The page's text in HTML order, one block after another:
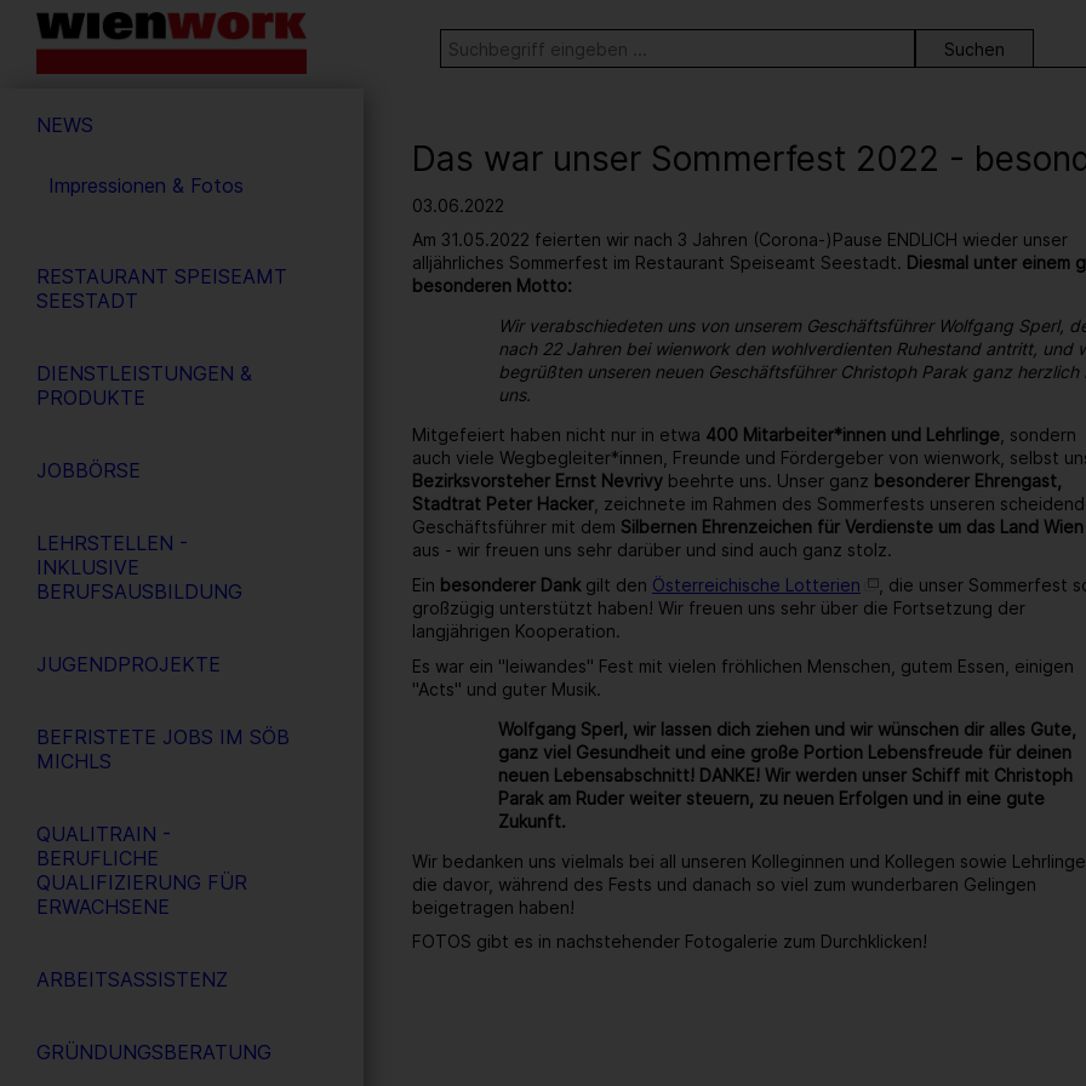
Barrierefreie
Bedienung
Webseite
Stichwortsuche
SUCHE
NEWS
Impressionen & Fotos
RESTAURANT SPEISEAMT
SEESTADT
DIENSTLEISTUNGEN &
PRODUKTE
JOBBÖRSE
LEHRSTELLEN -
INKLUSIVE
BERUFSAUSBILDUNG
JUGENDPROJEKTE
BEFRISTETE JOBS IM SÖB
MICHLS
QUALITRAIN -
BERUFLICHE
QUALIFIZIERUNG FÜR
ERWACHSENE
ARBEITSASSISTENZ
GRÜNDUNGSBERATUNG
Das war unser Sommerfest 2022 -
03.06.2022
Am 31.05.2022 feierten wir nach 3 Jahren (Corona-)Pause ENDLICH wieder unser
alljährliches Sommerfest im Restaurant Speiseamt Seestadt. Diesmal unter einem
besonderen Motto:
Wir verabschiedeten uns von unserem Geschäftsführer Wolfgang Sperl,
nach 22 Jahren bei wienwork den wohlverdienten Ruhestand antritt, und
begrüßten unseren neuen Geschäftsführer Christoph Parak ganz herzlich
uns.
Mitgefeiert haben nicht nur in etwa 400 Mitarbeiter*innen und Lehrlinge , sondern
auch viele Wegbegleiter*innen, Freunde und Fördergeber von wienwork, selbst
Bezirksvorsteher Ernst Nevrivy beehrte uns. Unser ganz besonderer Ehrengast,
Stadtrat Peter Hacker , zeichnete im Rahmen des Sommerfests unseren
Geschäftsführer mit dem Silbernen Ehrenzeichen für Verdienste um das Land Wien
aus - wir freuen uns sehr darüber und sind auch ganz stolz.
Ein besonderer Dank gilt den Österreichische Lotterien
, die unser Sommerfest
großzügig unterstützt haben! Wir freuen uns sehr über die Fortsetzung der
langjährigen Kooperation.
Es war ein "leiwandes" Fest mit vielen fröhlichen Menschen, gutem Essen, einigen
"Acts" und guter Musik.
Wolfgang Sperl, wir lassen dich ziehen und wir wünschen dir alles Gute,
ganz viel Gesundheit und eine große Portion Lebensfreude für deinen
neuen Lebensabschnitt! DANKE! Wir werden unser Schiff mit Christoph
Parak am Ruder weiter steuern, zu neuen Erfolgen und in eine gute
Zukunft.
Wir bedanken uns vielmals bei all unseren Kolleginnen und Kollegen sowie
die davor, während des Fests und danach so viel zum wunderbaren Gelingen
beigetragen haben!
FOTOS gibt es in nachstehender Fotogalerie zum Durchklicken!